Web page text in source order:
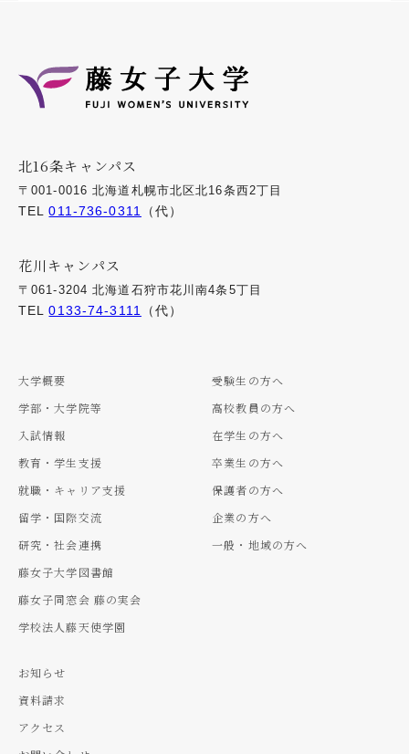
北16条キャンパス
〒001-0016 北海道札幌市北区北16条西2丁目
TEL011-736-0311 （代）
花川キャンパス
〒061-3204 北海道石狩市花川南4条5丁目
TEL0133-74-3111 （代）
大学概要
学部・大学院等
入試情報
教育・学生支援
就職・キャリア支援
留学・国際交流
研究・社会連携
藤女子大学図書館
藤女子同窓会 藤の実会
学校法人藤天使学園
受験生の方へ
高校教員の方へ
在学生の方へ
卒業生の方へ
保護者の方へ
企業の方へ
一般・地域の方へ
お知らせ
資料請求
アクセス